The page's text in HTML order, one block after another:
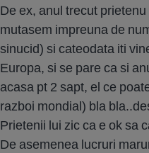
De ex, anul trecut
mutasem impreuna de
sinucid) si cateodata iti
Europa, si se pare ca si
acasa pt 2 sapt, el ce
razboi mondial) bla
Prietenii lui zic ca e ok sa
De asemenea lucruri